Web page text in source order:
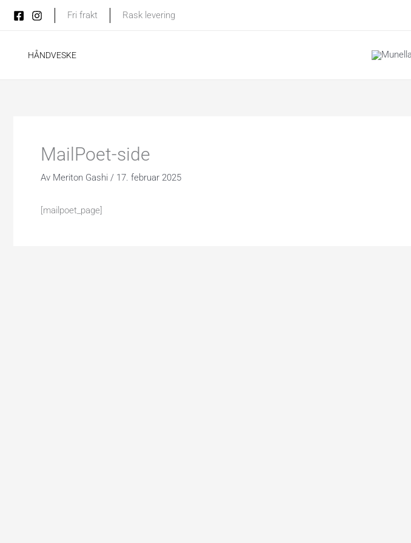
innholdet
Fri frakt Rask levering
HÅNDVESKE
MailPoet-side
Av Meriton Gashi / 17. februar 2025
[mailpoet_page]